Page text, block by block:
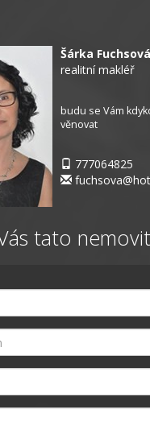
Šárka Fuchsová
realitní makléř
budu se Vám
věnovat
777064825
tato